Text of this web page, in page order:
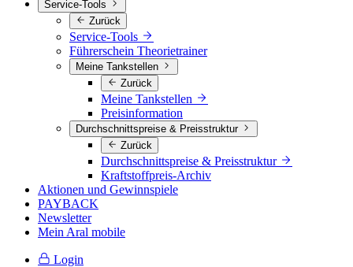
Service-Tools
Zurück
Service-Tools
Führerschein Theorietrainer
Meine Tankstellen
Zurück
Meine Tankstellen
Preisinformation
Durchschnittspreise & Preisstruktur
Zurück
Durchschnittspreise & Preisstruktur
Kraftstoffpreis-Archiv
Aktionen und Gewinnspiele
PAYBACK
Newsletter
Mein Aral mobile
Login